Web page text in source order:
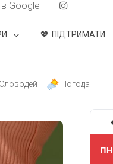
Google
ПІДТРИМАТИ
Словодей Погода
ПН